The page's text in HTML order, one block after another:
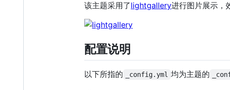
该主题采用了lightgallery进行图片展示，
配置说明
以下所指的 _config.yml 均为主题的